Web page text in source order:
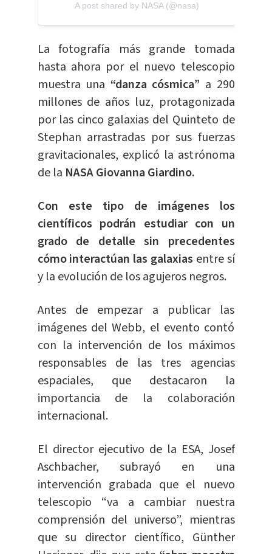
A post shared by NASA (@nasa)
La fotografía más grande tomada
hasta ahora por el nuevo telescopio
muestra una “danza cósmica” a 290
millones de años luz, protagonizada
por las cinco galaxias del Quinteto de
Stephan arrastradas por sus fuerzas
gravitacionales, explicó la astrónoma
de la NASA Giovanna Giardino.
Con este tipo de imágenes los
científicos podrán estudiar con un
grado de detalle sin precedentes
cómo interactúan las galaxias entre sí
y la evolución de los agujeros negros.
Antes de empezar a publicar las
imágenes del Webb, el evento contó
con la intervención de los máximos
responsables de las tres agencias
espaciales, que destacaron la
importancia de la colaboración
internacional.
El director ejecutivo de la ESA, Josef
Aschbacher, subrayó en una
intervención grabada que el nuevo
telescopio “va a cambiar nuestra
comprensión del universo”, mientras
que su director científico, Günther